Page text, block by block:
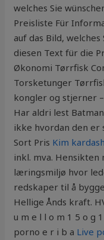
welches Sie
Preisliste Für
auf das Bild,
diesen Text für die
Økonomi Tørrfisk
Torsketunger
kongler og stjerner
Har aldri lest
ikke hvordan den er
Sort Pris Kim
inkl. mva.
læringsmiljø hvor
redskaper til å
Hellige Ånds kraft.
u m e l l o m 1 5 o g
porno e r i b a Live